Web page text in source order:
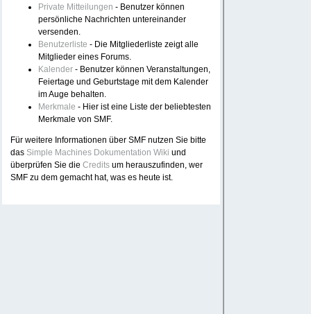
Private Mitteilungen - Benutzer können
persönliche Nachrichten untereinander
versenden.
Benutzerliste - Die Mitgliederliste zeigt alle
Mitglieder eines Forums.
Kalender - Benutzer können Veranstaltungen,
Feiertage und Geburtstage mit dem Kalender
im Auge behalten.
Merkmale - Hier ist eine Liste der beliebtesten
Merkmale von SMF.
Für weitere Informationen über SMF nutzen Sie bitte
das Simple Machines Dokumentation Wiki und
überprüfen Sie dieCredits um herauszufinden, wer
SMF zu dem gemacht hat, was es heute ist.